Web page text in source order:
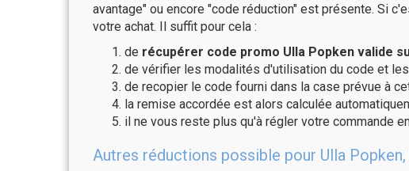
avantage" ou encore "code réduction" est présente. Si
votre achat. Il suffit pour cela :
de récupérer code promo Ulla Popken valide
de vérifier les modalités d'utilisation du code et
de recopier le code fourni dans la case prévue à
la remise accordée est alors calculée
il ne vous reste plus qu'à régler votre commande
Autres réductions possible pour Ulla